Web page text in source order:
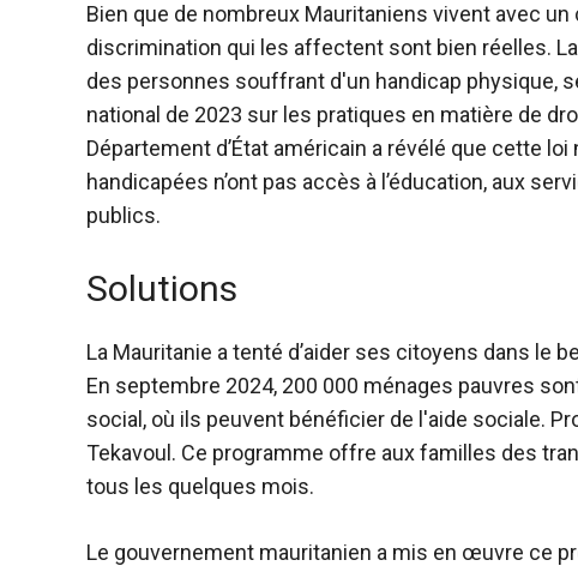
Bien que de nombreux Mauritaniens vivent avec
discrimination qui les affectent sont bien réelles.
des personnes souffrant d'un handicap physique,
national de 2023 sur les pratiques en matière de
Département d’État américain a révélé que cette
handicapées n’ont pas accès à l’éducation, aux
publics.
Solutions
La Mauritanie a tenté d’aider ses citoyens dans le
En septembre 2024, 200 000 ménages pauvres
social, où ils peuvent bénéficier de l'aide sociale.
Tekavoul . Ce programme offre aux familles des
tous les quelques mois.
Le gouvernement mauritanien a mis en œuvre ce